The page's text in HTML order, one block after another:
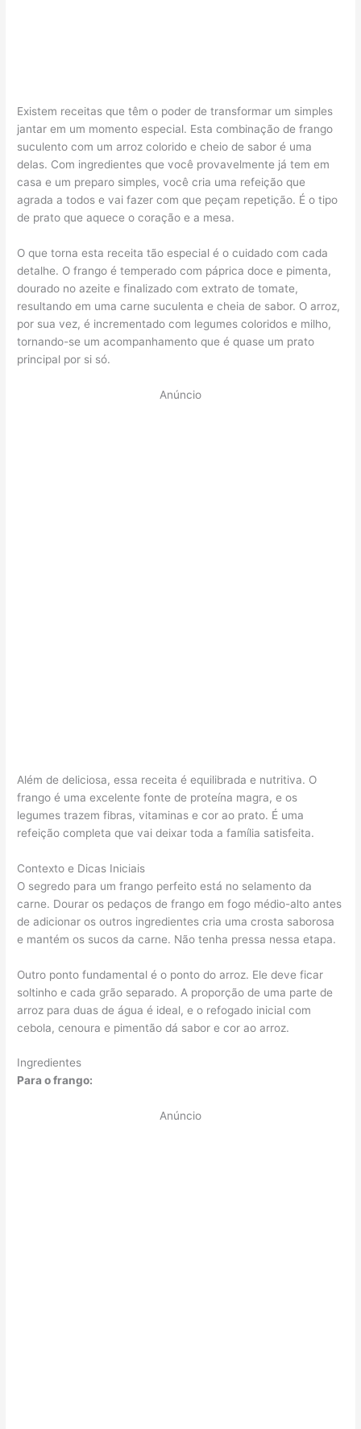
Existem receitas que têm o poder de transformar um simples
jantar em um momento especial. Esta combinação de frango
suculento com um arroz colorido e cheio de sabor é uma
delas. Com ingredientes que você provavelmente já tem em
casa e um preparo simples, você cria uma refeição que
agrada a todos e vai fazer com que peçam repetição. É o tipo
de prato que aquece o coração e a mesa.
O que torna esta receita tão especial é o cuidado com cada
detalhe. O frango é temperado com páprica doce e pimenta,
dourado no azeite e finalizado com extrato de tomate,
resultando em uma carne suculenta e cheia de sabor. O arroz,
por sua vez, é incrementado com legumes coloridos e milho,
tornando-se um acompanhamento que é quase um prato
principal por si só.
Anúncio
Além de deliciosa, essa receita é equilibrada e nutritiva. O
frango é uma excelente fonte de proteína magra, e os
legumes trazem fibras, vitaminas e cor ao prato. É uma
refeição completa que vai deixar toda a família satisfeita.
Contexto e Dicas Iniciais
O segredo para um frango perfeito está no selamento da
carne. Dourar os pedaços de frango em fogo médio-alto antes
de adicionar os outros ingredientes cria uma crosta saborosa
e mantém os sucos da carne. Não tenha pressa nessa etapa.
Outro ponto fundamental é o ponto do arroz. Ele deve ficar
soltinho e cada grão separado. A proporção de uma parte de
arroz para duas de água é ideal, e o refogado inicial com
cebola, cenoura e pimentão dá sabor e cor ao arroz.
Ingredientes
Para o frango:
Anúncio